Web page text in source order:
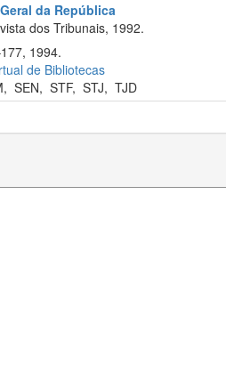
da República
dos Tribunais, 1992.
1994.
de Bibliotecas
, SEN, STF, STJ, TJD